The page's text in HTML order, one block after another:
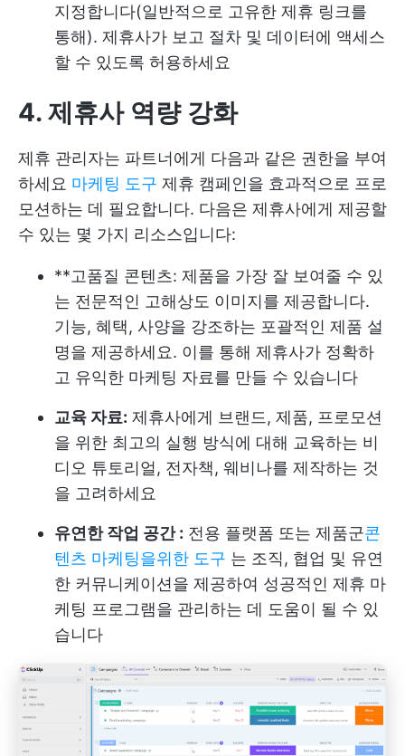
지정합니다(일반적으로 고유한 제휴 링크를
통해). 제휴사가 보고 절차 및 데이터에 액세스
할 수 있도록 허용하세요
4. 제휴사 역량 강화
제휴 관리자는 파트너에게 다음과 같은 권한을 부여
하세요 마케팅 도구 제휴 캠페인을 효과적으로 프로
모션하는 데 필요합니다. 다음은 제휴사에게 제공할
수 있는 몇 가지 리소스입니다:
**고품질 콘텐츠: 제품을 가장 잘 보여줄 수 있
는 전문적인 고해상도 이미지를 제공합니다.
기능, 혜택, 사양을 강조하는 포괄적인 제품 설
명을 제공하세요. 이를 통해 제휴사가 정확하
고 유익한 마케팅 자료를 만들 수 있습니다
교육 자료: 제휴사에게 브랜드, 제품, 프로모션
을 위한 최고의 실행 방식에 대해 교육하는 비
디오 튜토리얼, 전자책, 웨비나를 제작하는 것
을 고려하세요
유연한 작업 공간 : 전용 플랫폼 또는 제품군콘
텐츠 마케팅을위한 도구 는 조직, 협업 및 유연
한 커뮤니케이션을 제공하여 성공적인 제휴 마
케팅 프로그램을 관리하는 데 도움이 될 수 있
습니다